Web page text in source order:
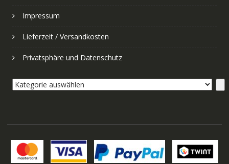
Impressum
Lieferzeit / Versandkosten
Privatsphäre und Datenschutz
Kategorie